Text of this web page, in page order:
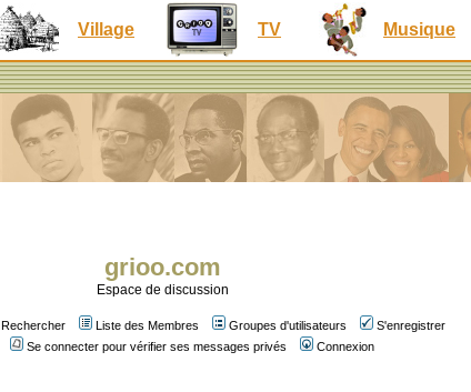
Village TV Musique
grioo.com
Espace de discussion
Rechercher Liste des Membres Groupes d'utilisateurs
S'enregistrer
Se connecter pour vérifier ses messages privés Connexion